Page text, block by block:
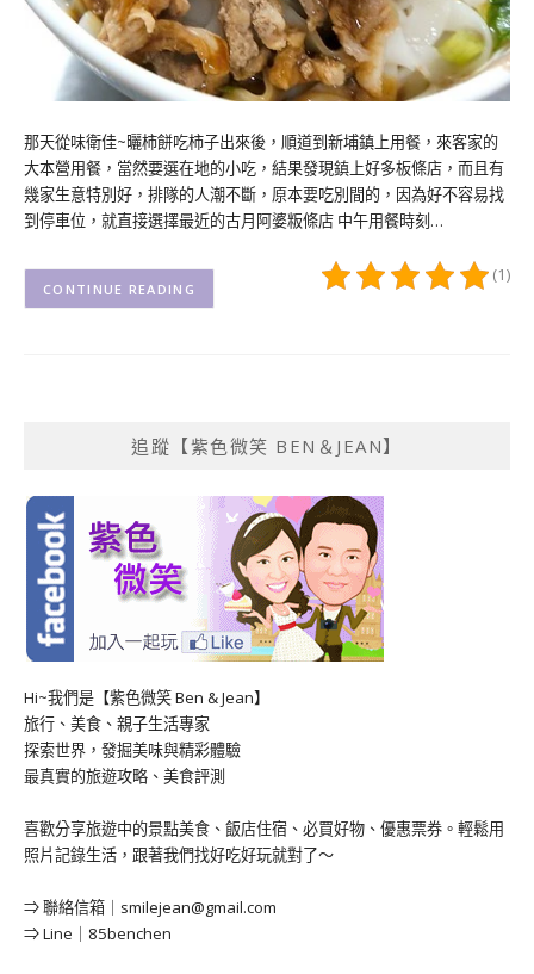
那天從味衛佳~曬柿餅吃柿子出來後，順道到新埔鎮上用餐，來客家的
大本營用餐，當然要選在地的小吃，結果發現鎮上好多板條店，而且有
幾家生意特別好，排隊的人潮不斷，原本要吃別間的，因為好不容易找
到停車位，就直接選擇最近的古月阿婆粄條店 中午用餐時刻…
(1)
CONTINUE READING
追蹤【紫色微笑 BEN＆JEAN】
Hi~我們是【紫色微笑 Ben & Jean】
旅行、美食、親子生活專家
探索世界，發掘美味與精彩體驗
最真實的旅遊攻略、美食評測
喜歡分享旅遊中的景點美食、飯店住宿、必買好物、優惠票券。輕鬆用
照片記錄生活，跟著我們找好吃好玩就對了～
⇒ 聯絡信箱｜ smilejean@gmail.com
⇒ Line｜85benchen